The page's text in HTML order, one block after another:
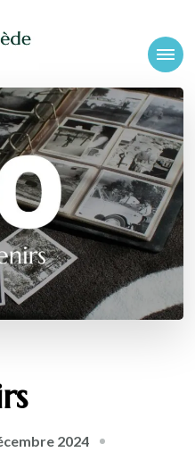
clinicien et psychothérapeute
2024